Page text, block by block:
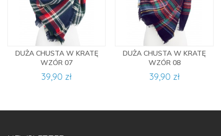
DUŻA CHUSTA W KRATĘ
WZÓR 07
39,90 zł
DUŻA CHUSTA W KRATĘ
WZÓR 08
39,90 zł